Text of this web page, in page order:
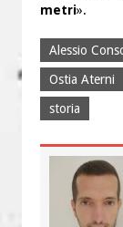
metri».
Alessio
Ostia Aterni
storia